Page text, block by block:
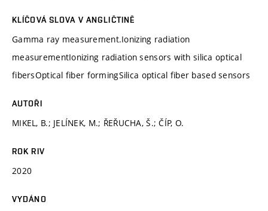
KLÍČOVÁ SLOVA V ANGLIČTINĚ
Gamma ray measurement.Ionizing radiation
measurementIonizing radiation sensors with silica optical
fibersOptical fiber formingSilica optical fiber based sensors
AUTOŘI
MIKEL, B.; JELÍNEK, M.; ŘEŘUCHA, Š.; ČÍP, O.
ROK RIV
2020
VYDÁNO